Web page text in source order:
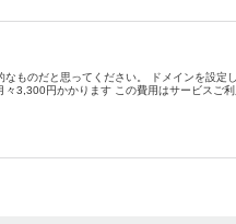
ものだと思ってください。 ドメインを設定
3,300円かかります この費用はサービスご利